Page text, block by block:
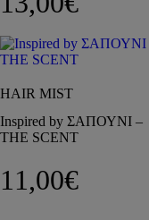
HAIR MIST
Inspired by ΣΑΠΟΥΝΙ –
THE SCENT
11,00€